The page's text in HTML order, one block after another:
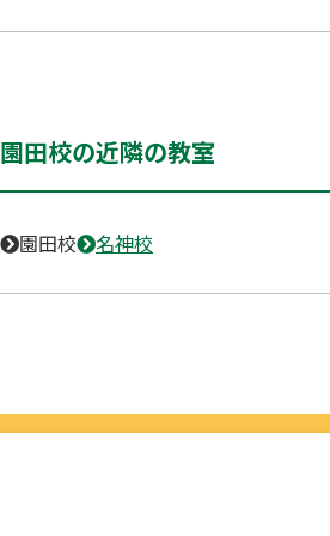
園田校の近隣の教室
園田校 名神校